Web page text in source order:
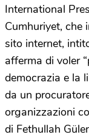
International
Cumhuriyet, che
sito internet,
afferma di voler
democrazia e la
da un
organizzazioni
di Fethullah